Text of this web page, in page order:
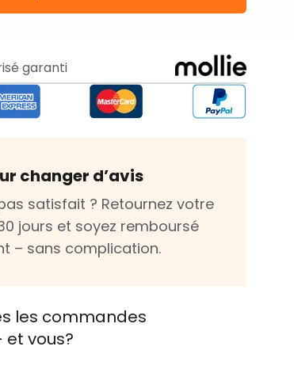
garanti
changer d’avis
satisfait ? Retournez votre
jours et soyez remboursé
– sans complication.
les commandes
et vous?